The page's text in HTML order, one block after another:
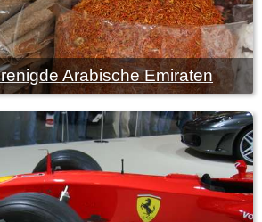
Arabische Emiraten